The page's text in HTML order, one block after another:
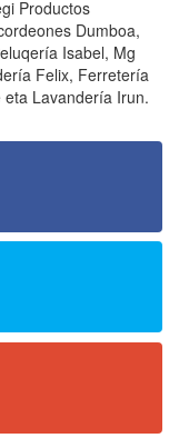
Productos
Dumboa,
Isabel, Mg
Felix, Ferretería
Lavandería Irun.